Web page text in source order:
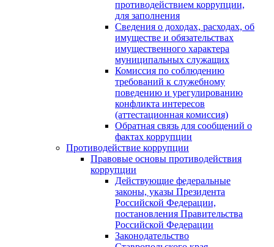
противодействием коррупции,
для заполнения
Сведения о доходах, расходах, об
имуществе и обязательствах
имущественного характера
муниципальных служащих
Комиссия по соблюдению
требований к служебному
поведению и урегулированию
конфликта интересов
(аттестационная комиссия)
Обратная связь для сообщений о
фактах коррупции
Противодействие коррупции
Правовые основы противодействия
коррупции
Действующие федеральные
законы, указы Президента
Российской Федерации,
постановления Правительства
Российской Федерации
Законодательство